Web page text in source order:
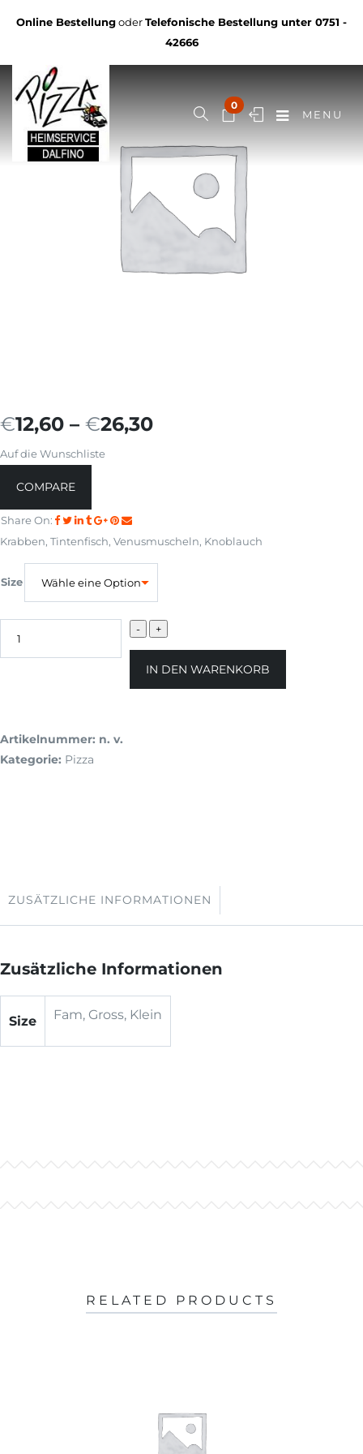
Online BestellungoderTelefonische Bestellung unter 0751 -
42666
0
MENU
€12,60 – €26,30
Auf die Wunschliste
COMPARE
Share On:
Krabben, Tintenfisch, Venusmuscheln, Knoblauch
Size
IN DEN WARENKORB
Artikelnummer: n. v.
Kategorie: Pizza
ZUSÄTZLICHE INFORMATIONEN
Zusätzliche Informationen
Size Fam, Gross, Klein
RELATED PRODUCTS